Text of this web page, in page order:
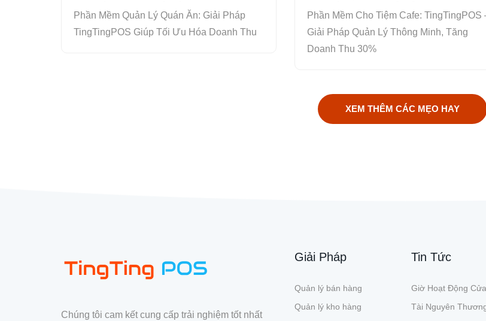
Phần Mềm Quản Lý Quán Ăn: Giải Pháp
TingTingPOS Giúp Tối Ưu Hóa Doanh Thu
Phần Mềm Cho Tiệm Cafe: TingTingPOS
Giải Pháp Quản Lý Thông Minh, Tăng
Doanh Thu 30%
XEM THÊM CÁC MẸO HAY
Chúng tôi cam kết cung cấp trải nghiệm tốt nhất
Giải Pháp
Quản lý bán hàng
Quản lý kho hàng
Tin Tức
Giờ Hoạt Động
Tài Nguyên